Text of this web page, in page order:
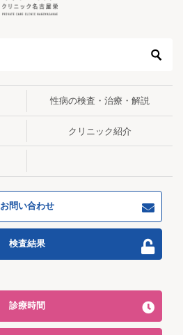
性病の検査・治療・解説
クリニック紹介
お問い合わせ
検査結果
診療時間